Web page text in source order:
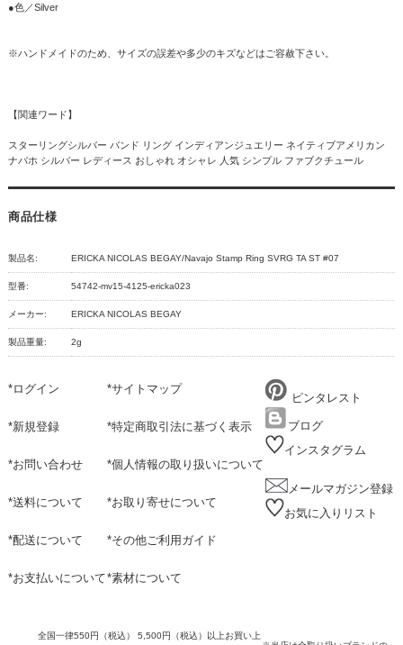
●色／Silver
※ハンドメイドのため、サイズの誤差や多少のキズなどはご容赦下さい。
【関連ワード】
スターリングシルバー バンド リング インディアンジュエリー ネイティブアメリカン
ナバホ シルバー レディース おしゃれ オシャレ 人気 シンプル ファブクチュール
商品仕様
製品名: ERICKA NICOLAS BEGAY/Navajo Stamp Ring SVRG TA ST #07
型番: 54742-mv15-4125-ericka023
メーカー: ERICKA NICOLAS BEGAY
製品重量: 2g
*ログイン
*新規登録
*お問い合わせ
*送料について
*配送について
*お支払いについて
*サイトマップ
*特定商取引法に基づく表示
*個人情報の取り扱いについて
*お取り寄せについて
*その他ご利用ガイド
*素材について
ピンタレスト
ブログ
インスタグラム
メールマガジン登録
お気に入りリスト
全国一律550円（税込） 5,500円（税込）以上お買い上